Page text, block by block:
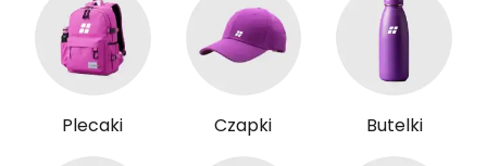
Plecaki Czapki Butelki